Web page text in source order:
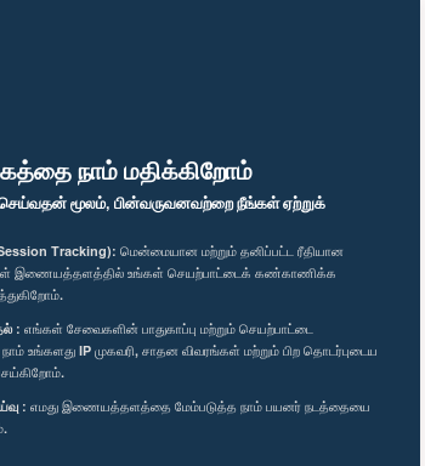
நாம் மதிக்கிறோம்
மூலம், பின்வருவனவற்றை நீங்கள் ஏற்றுக்
Tracking): மென்மையான மற்றும் தனிப்பட்ட ரீதியான
இணையத்தளத்தில் உங்கள் செயற்பாட்டைக் கண்காணிக்க
: எங்கள் சேவைகளின் பாதுகாப்பு மற்றும் செயற்பாட்டை
நாம் உங்களது IP முகவரி, சாதன விவரங்கள் மற்றும் பிற தொடர்புடைய
: எமது இணையத்தளத்தை மேம்படுத்த நாம் பயனர் நடத்தையை